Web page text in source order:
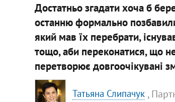
Достатньо згадати хоча б
останню формально
який мав їх перебрати,
тощо, аби переконатися, що
перетворює довгоочікувані
Татьяна Слипачук ,